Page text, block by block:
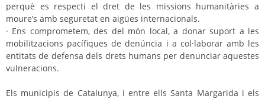
perquè es respecti el dret de les missions humanitàries a
moure’s amb seguretat en aigües internacionals.
· Ens comprometem, des del món local, a donar suport a les
mobilitzacions pacífiques de denúncia i a col·laborar amb les
entitats de defensa dels drets humans per denunciar aquestes
vulneracions.
Els municipis de Catalunya, i entre ells Santa Margarida i els